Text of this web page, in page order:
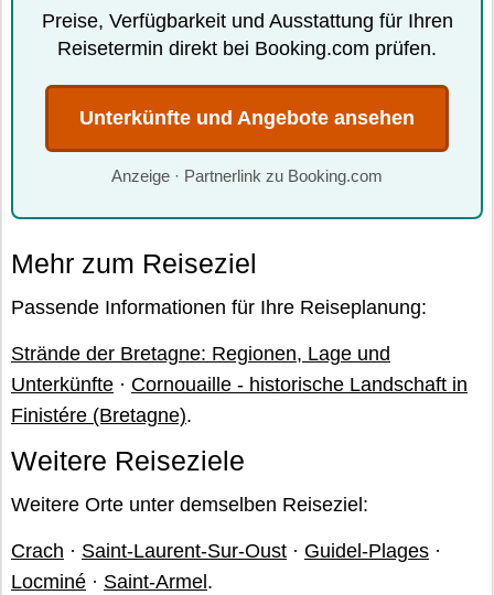
Preise, Verfügbarkeit und Ausstattung für Ihren
Reisetermin direkt bei Booking.com prüfen.
Unterkünfte und Angebote ansehen
Anzeige · Partnerlink zu Booking.com
Mehr zum Reiseziel
Passende Informationen für Ihre Reiseplanung:
Strände der Bretagne: Regionen, Lage und
Unterkünfte · Cornouaille - historische Landschaft in
Finistére (Bretagne).
Weitere Reiseziele
Weitere Orte unter demselben Reiseziel:
Crach · Saint-Laurent-Sur-Oust · Guidel-Plages ·
Locminé · Saint-Armel .